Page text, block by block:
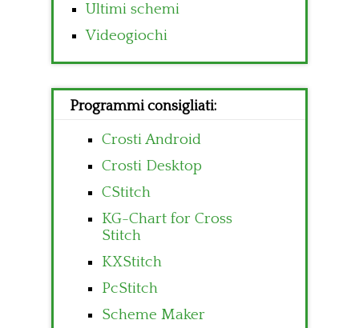
Ultimi schemi
Videogiochi
Programmi consigliati:
Crosti Android
Crosti Desktop
CStitch
KG-Chart for Cross
Stitch
KXStitch
PcStitch
Scheme Maker